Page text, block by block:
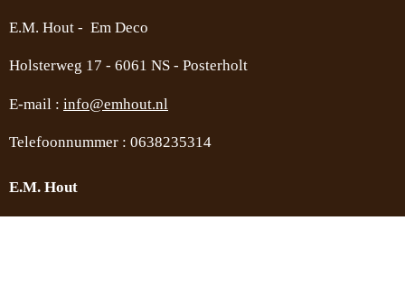
E.M. Hout - Em Deco
Holsterweg 17 - 6061 NS - Posterholt
E-mail : info@emhout.nl
Telefoonnummer : 0638235314
E.M. Hout